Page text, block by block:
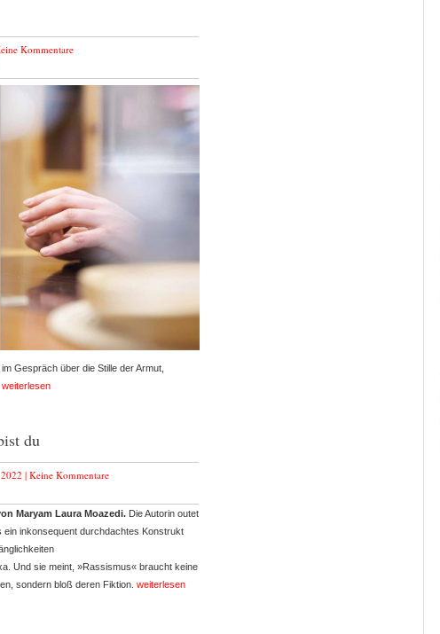
Kommentare
Gespräch über die Stille der Armut,
weiterlesen
du
|Keine Kommentare
Maryam Laura Moazedi. Die Autorin outet
ein inkonsequent durchdachtes Konstrukt
Und sie meint, »Rassismus« braucht keine
sondern bloß deren Fiktion. weiterlesen